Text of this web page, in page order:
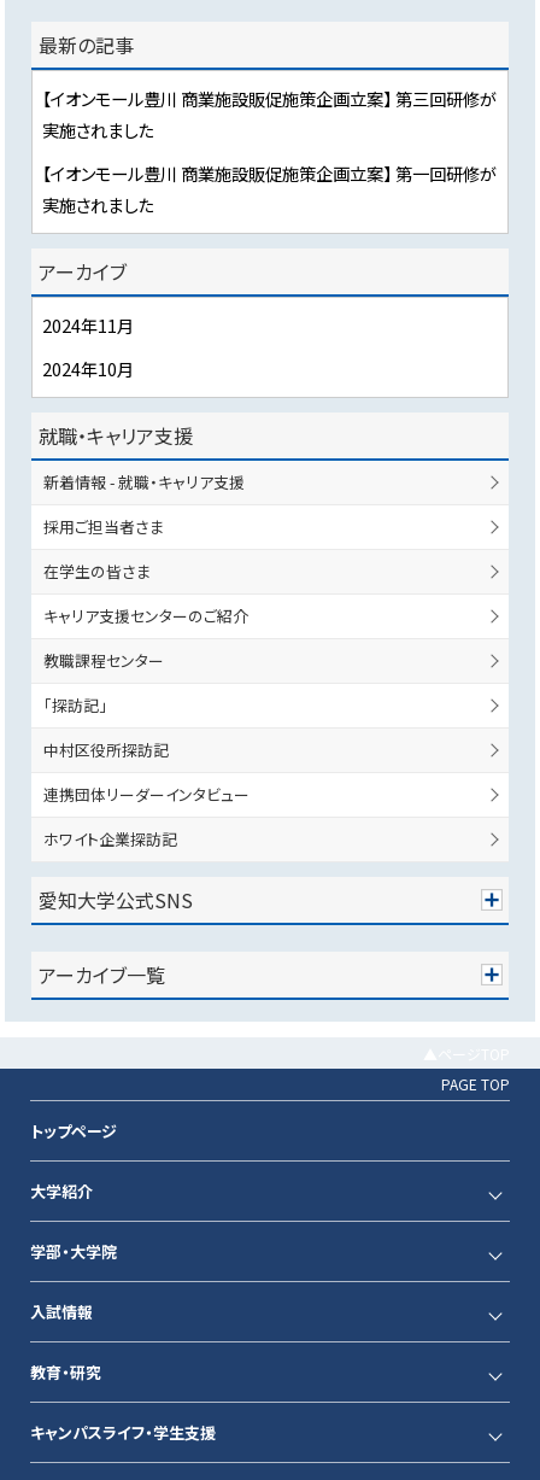
最新の記事
【イオンモール豊川 商業施設販促施策企画立案】 第三回研修が
実施されました
【イオンモール豊川 商業施設販促施策企画立案】 第一回研修が
実施されました
アーカイブ
2024年11月
2024年10月
就職・キャリア支援
新着情報 - 就職・キャリア支援
採用ご担当者さま
在学生の皆さま
キャリア支援センターのご紹介
教職課程センター
「探訪記」
中村区役所探訪記
連携団体リーダーインタビュー
ホワイト企業探訪記
愛知大学公式SNS
アーカイブ一覧
PAGE TOP
トップページ
大学紹介
学部・大学院
入試情報
教育・研究
キャンパスライフ・学生支援